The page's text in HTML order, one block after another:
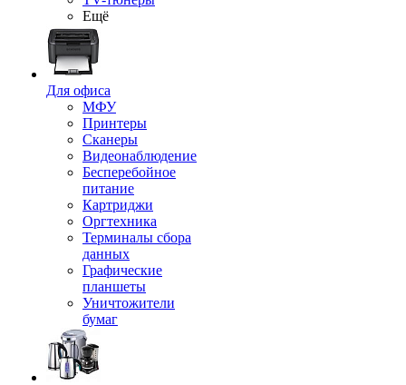
Ещё
Для офиса
МФУ
Принтеры
Сканеры
Видеонаблюдение
Бесперебойное
питание
Картриджи
Оргтехника
Терминалы сбора
данных
Графические
планшеты
Уничтожители
бумаг